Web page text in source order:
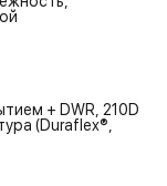
+ DWR, 210D
(Duraflex®,